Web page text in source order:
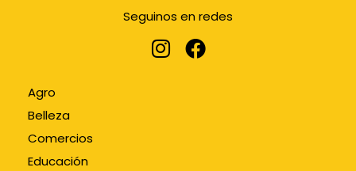
Seguinos en redes
Agro
Belleza
Comercios
Educación